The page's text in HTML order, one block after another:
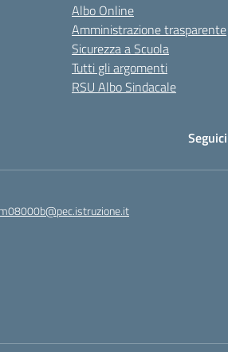
Albo Online
Amministrazione trasparente
Sicurezza a Scuola
Tutti gli argomenti
RSU Albo Sindacale